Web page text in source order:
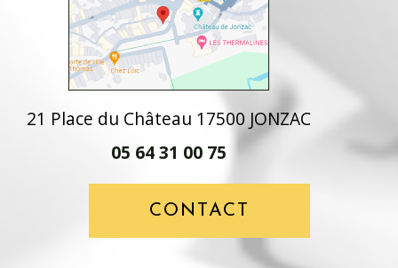
21 Place du Château 17500 JONZAC
05 64 31 00 75
CONTACT